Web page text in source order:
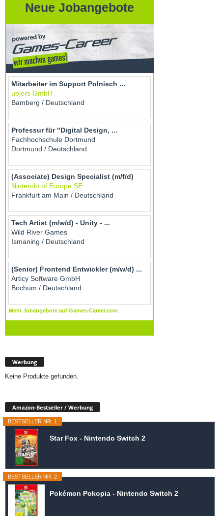
Werbung
Keine Produkte gefunden.
Amazon-Bestseller / Werbung
BESTSELLER NR. 1
Star Fox - Nintendo Switch 2
BESTSELLER NR. 2
Pokémon Pokopia - Nintendo Switch 2